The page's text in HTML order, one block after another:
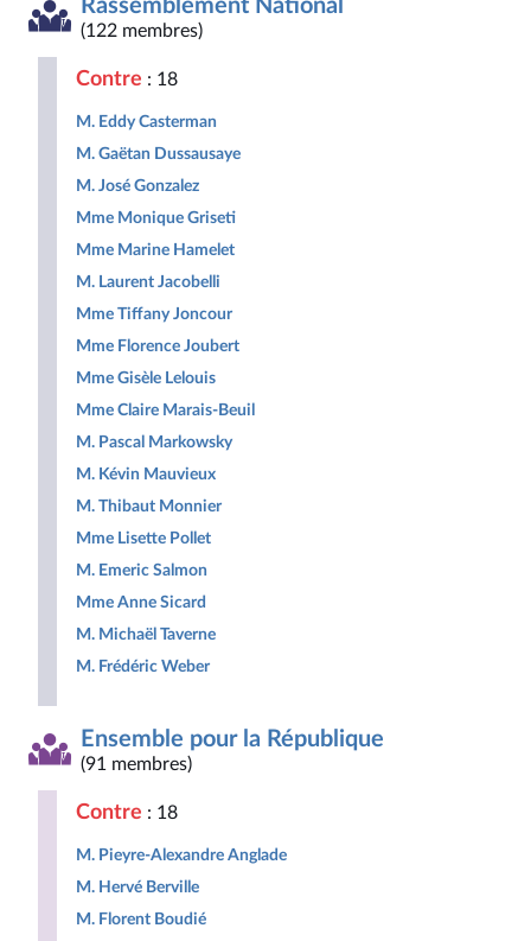
Nouveau
Front
Démocrate
Républicaine
des
non
Rassemblement National
(122 membres)
Contre : 18
M. Eddy Casterman
M. Gaëtan Dussausaye
M. José Gonzalez
Mme Monique Griseti
Mme Marine Hamelet
M. Laurent Jacobelli
Mme Tiffany Joncour
Mme Florence Joubert
Mme Gisèle Lelouis
Mme Claire Marais-Beuil
M. Pascal Markowsky
M. Kévin Mauvieux
M. Thibaut Monnier
Mme Lisette Pollet
M. Emeric Salmon
Mme Anne Sicard
M. Michaël Taverne
M. Frédéric Weber
Ensemble pour la République
(91 membres)
Contre : 18
M. Pieyre-Alexandre Anglade
M. Hervé Berville
M. Florent Boudié